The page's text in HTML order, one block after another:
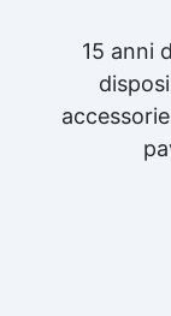
15 anni